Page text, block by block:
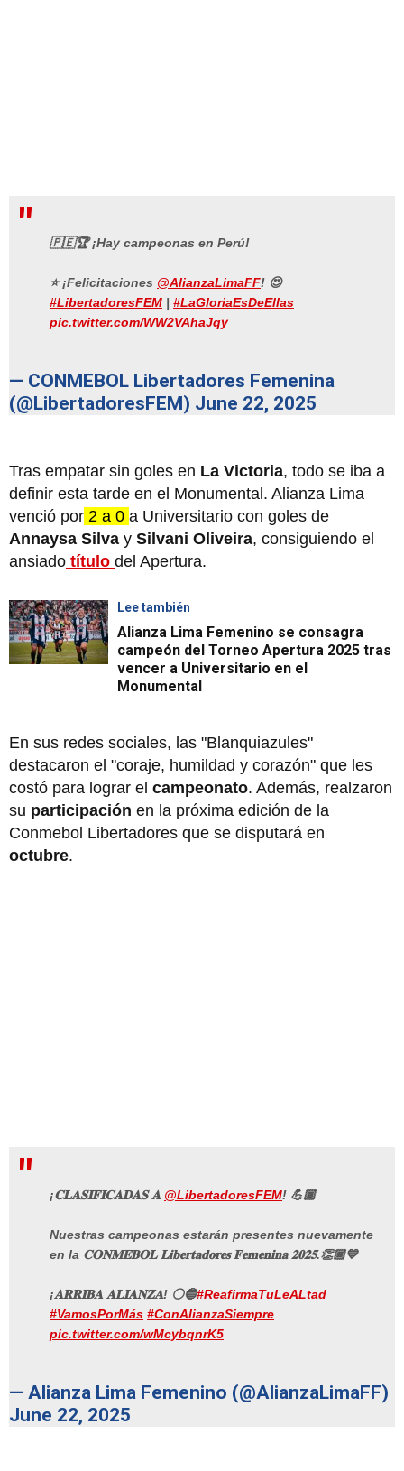
🇵🇪🏆 ¡Hay campeonas en Perú!
⭐️ ¡Felicitaciones @AlianzaLimaFF! 😍
#LibertadoresFEM | #LaGloriaEsDeEllas
pic.twitter.com/WW2VAhaJqy
— CONMEBOL Libertadores Femenina
(@LibertadoresFEM) June 22, 2025
Tras empatar sin goles en La Victoria, todo se iba a
definir esta tarde en el Monumental. Alianza Lima
venció por 2 a 0 a Universitario con goles de
Annaysa Silva y Silvani Oliveira, consiguiendo el
ansiado título del Apertura.
Lee también
Alianza Lima Femenino se consagra
campeón del Torneo Apertura 2025 tras
vencer a Universitario en el
Monumental
En sus redes sociales, las "Blanquiazules"
destacaron el "coraje, humildad y corazón" que les
costó para lograr el campeonato. Además, realzaron
su participación en la próxima edición de la
Conmebol Libertadores que se disputará en
octubre.
¡𝐂𝐋𝐀𝐒𝐈𝐅𝐈𝐂𝐀𝐃𝐀𝐒 𝐀 @LibertadoresFEM! 💪🏾
Nuestras campeonas estarán presentes nuevamente
en la 𝐂𝐎𝐍𝐌𝐄𝐁𝐎𝐋 𝐋𝐢𝐛𝐞𝐫𝐭𝐚𝐝𝐨𝐫𝐞𝐬 𝐅𝐞𝐦𝐞𝐧𝐢𝐧𝐚 𝟐𝟎𝟐𝟓.👏🏾💙
¡𝐀𝐑𝐑𝐈𝐁𝐀 𝐀𝐋𝐈𝐀𝐍𝐙𝐀! ⚪️🔵#ReafirmaTuLeALtad
#VamosPorMás #ConAlianzaSiempre
pic.twitter.com/wMcybqnrK5
— Alianza Lima Femenino (@AlianzaLimaFF)
June 22, 2025